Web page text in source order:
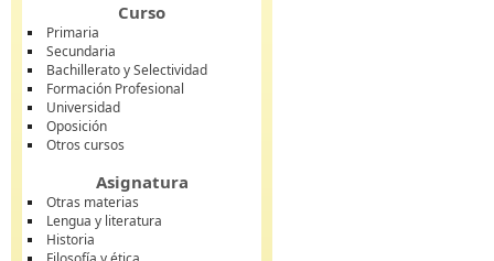
Curso
Primaria
Secundaria
Bachillerato y Selectividad
Formación Profesional
Universidad
Oposición
Otros cursos
Asignatura
Otras materias
Lengua y literatura
Historia